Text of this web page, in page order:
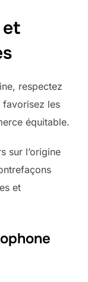
respectez
favorisez les
équitable.
sur l’origine
et